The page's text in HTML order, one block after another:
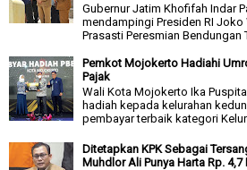
Gubernur Jatim Khofifah Indar
mendampingi Presiden RI
Prasasti Peresmian Bendungan
Pemkot Mojokerto Hadiahi
Pajak
Wali Kota Mojokerto Ika
hadiah kepada kelurahan
pembayar terbaik kategori
Ditetapkan KPK Sebagai
Muhdlor Ali Punya Harta Rp. 4,7